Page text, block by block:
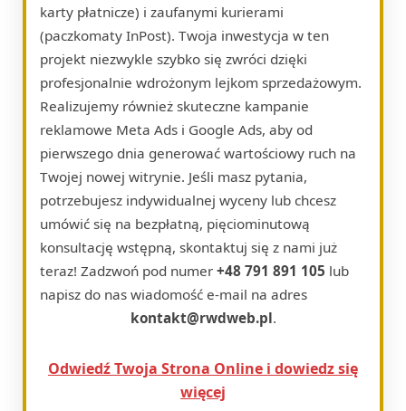
karty płatnicze) i zaufanymi kurierami
(paczkomaty InPost). Twoja inwestycja w ten
projekt niezwykle szybko się zwróci dzięki
profesjonalnie wdrożonym lejkom sprzedażowym.
Realizujemy również skuteczne kampanie
reklamowe Meta Ads i Google Ads, aby od
pierwszego dnia generować wartościowy ruch na
Twojej nowej witrynie. Jeśli masz pytania,
potrzebujesz indywidualnej wyceny lub chcesz
umówić się na bezpłatną, pięciominutową
konsultację wstępną, skontaktuj się z nami już
teraz! Zadzwoń pod numer +48 791 891 105 lub
napisz do nas wiadomość e-mail na adres
kontakt@rwdweb.pl.
Odwiedź Twoja Strona Online i dowiedz się
więcej